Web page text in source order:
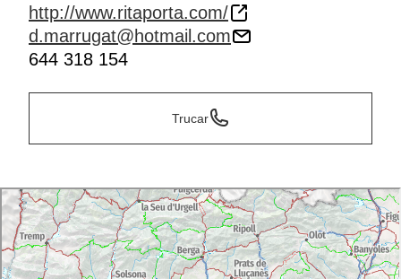
http://www.ritaporta.com/
d.marrugat@hotmail.com
644 318 154
Trucar